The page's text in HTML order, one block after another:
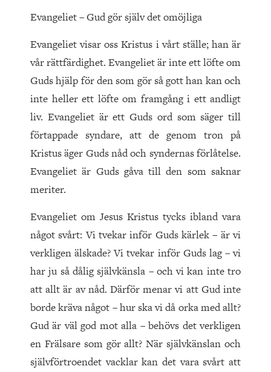
Evangeliet – Gud gör själv det omöjliga
Evangeliet visar oss Kristus i vårt ställe; han är
vår rättfärdighet. Evangeliet är inte ett löfte om
Guds hjälp för den som gör så gott han kan och
inte heller ett löfte om framgång i ett andligt
liv. Evangeliet är ett Guds ord som säger till
förtappade syndare, att de genom tron på
Kristus äger Guds nåd och syndernas förlåtelse.
Evangeliet är Guds gåva till den som saknar
meriter.
Evangeliet om Jesus Kristus tycks ibland vara
något svårt: Vi tvekar inför Guds kärlek – är vi
verkligen älskade? Vi tvekar inför Guds lag – vi
har ju så dålig självkänsla – och vi kan inte tro
att allt är av nåd. Därför menar vi att Gud inte
borde kräva något – hur ska vi då orka med allt?
Gud är väl god mot alla – behövs det verkligen
en Frälsare som gör allt? När självkänslan och
självförtroendet vacklar kan det vara svårt att